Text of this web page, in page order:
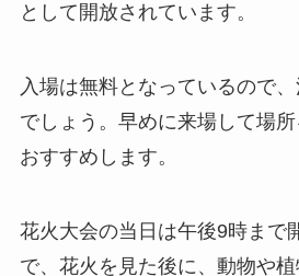
として開放されています。
入場は無料となっているので
でしょう。早めに来場して場
おすすめします。
花火大会の当日は午後9時まで
で、花火を見た後に、動物や